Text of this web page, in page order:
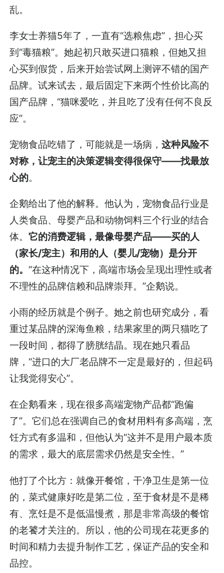
乱。
李女士养猫5年了，一直有“选粮焦虑”，担心买
到“毒猫粮”。她起初只敢买进口猫粮，但她又担
心买到假货，后来开始尝试网上测评不错的国产
品牌。试来试去，最后固定下来两个性价比高的
国产品牌，“猫咪爱吃，并且吃了没有任何不良反
应”。
宠物食品吃错了，可能就是一场病，这种风险不
对称，让宠主的决策逻辑变得很保守——找最放
心的。
企鹅给出了他的解释。他认为，宠物食品行业是
人类食品、母婴产品和动物饲料三个行业的结合
体。它的消费逻辑，最像母婴产品——买的人
（家长/宠主）和用的人（婴儿/宠物）是分开
的。 “在这种情况下，高端市场会呈现出理性或者
不理性的品牌信赖和品牌崇拜。”企鹅说。
小雨的经历就是个例子。她之前也研究成分，看
重过某品牌的深海鱼粮，结果家里的两只猫吃了
一段时间，都得了膀胱结晶。现在她只看品
牌，“进口的大厂老品牌不一定是最好的，但起码
让我觉得安心”。
在企鹅看来，现在很多高端宠物产品都“跑偏
了”。它们总在强调自己的食材用料有多高端，烹
饪方式有多温和，但他认为“这并不是用户最本质
的需求，最大的底层需求仍然是安全性。”
他打了个比方：就像开餐馆，干净卫生是第一位
的，菜式健康好吃是第二位，至于食材是不是稀
有、烹饪是不是低温慢煮，那是非常高级的餐馆
的老饕才关注的。所以，他的公司现在花更多的
时间和精力去提升制作工艺，保证产品的安全和
品控。